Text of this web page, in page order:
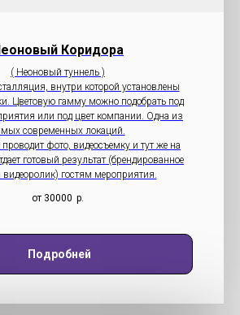
Коридора
( Неоновый туннель )
внутри которой установлены
Цветовую гамму можно подобрать под
или под цвет компании. Одна из
современных локаций.
фото, видеосъемку и тут же на
готовый результат (брендированное
гостям мероприятия.
от 30000 р.
Подробней